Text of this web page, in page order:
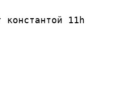
11h